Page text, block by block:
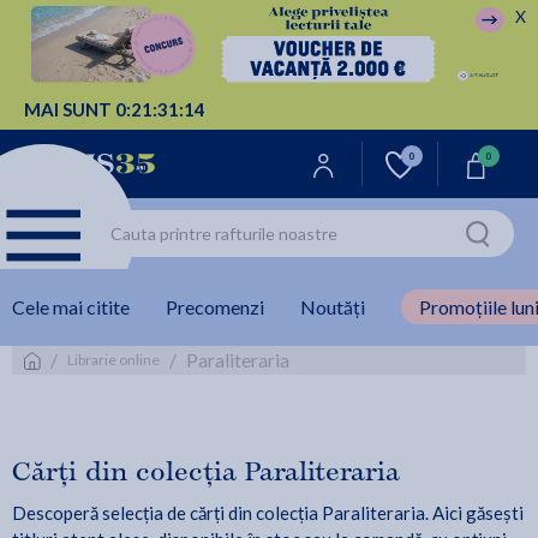
MAI SUNT 0:21:31:14
X
0 0
Cele mai citite Precomenzi Noutăți Promoțiile
/ Librarie online / Paraliteraria
Cărți din colecția Paraliteraria
Descoperă selecția de cărți din colecția Paraliteraria. Aici găsești